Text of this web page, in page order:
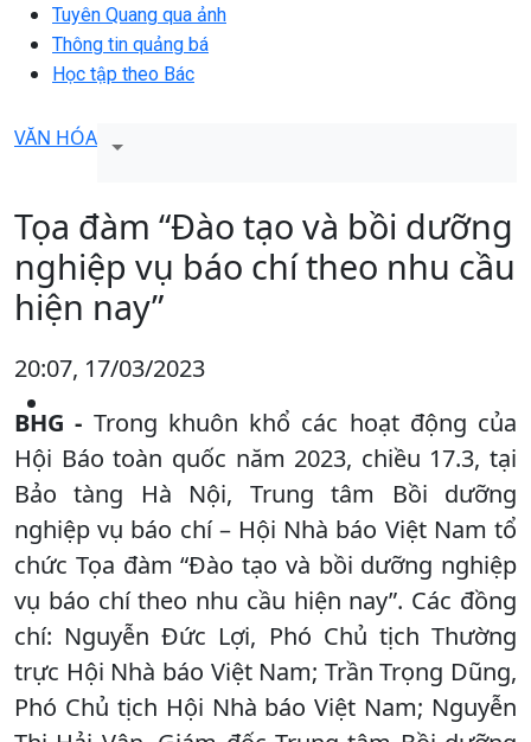
Tuyên Quang qua ảnh
Thông tin quảng bá
Học tập theo Bác
VĂN HÓA
Tọa đàm “Đào tạo và bồi dưỡng
nghiệp vụ báo chí theo nhu cầu
hiện nay”
20:07, 17/03/2023
BHG - Trong khuôn khổ các hoạt động của
Hội Báo toàn quốc năm 2023, chiều 17.3, tại
Bảo tàng Hà Nội, Trung tâm Bồi dưỡng
nghiệp vụ báo chí – Hội Nhà báo Việt Nam tổ
chức Tọa đàm “Đào tạo và bồi dưỡng nghiệp
vụ báo chí theo nhu cầu hiện nay”. Các đồng
chí: Nguyễn Đức Lợi, Phó Chủ tịch Thường
trực Hội Nhà báo Việt Nam; Trần Trọng Dũng,
Phó Chủ tịch Hội Nhà báo Việt Nam; Nguyễn